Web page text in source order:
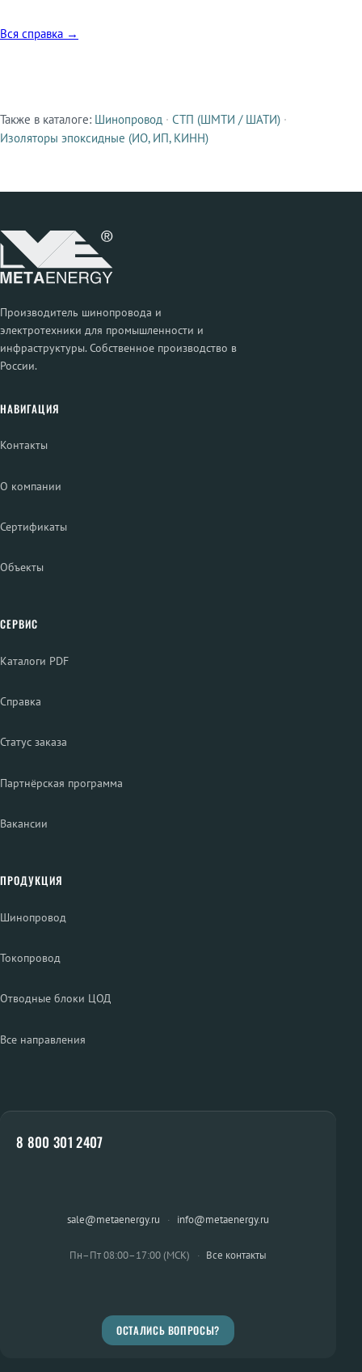
Вся справка →
Смежные продукты
Также в каталоге: Шинопровод · СТП (ШМТИ / ШАТИ) ·
Изоляторы эпоксидные (ИО, ИП, КИНН)
Производитель шинопровода и
электротехники для промышленности и
инфраструктуры. Собственное производство в
России.
НАВИГАЦИЯ
Контакты
О компании
Сертификаты
Объекты
СЕРВИС
Каталоги PDF
Справка
Статус заказа
Партнёрская программа
Вакансии
ПРОДУКЦИЯ
Шинопровод
Токопровод
Отводные блоки ЦОД
Все направления
8 800 301 2407
sale@metaenergy.ru · info@metaenergy.ru
Пн–Пт 08:00–17:00 (МСК) · Все контакты
ОСТАЛИСЬ ВОПРОСЫ?